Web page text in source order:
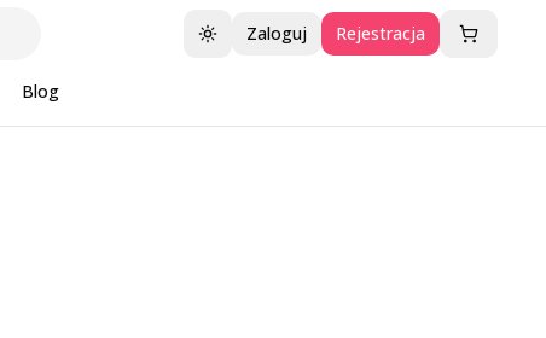
Przełącz motyw
Zaloguj Rejestracja
Blog